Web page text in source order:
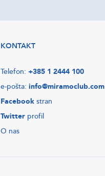
KONTAKT
Telefon: +385 1 2444 100
e-pošta: info@miramoclub.com
Facebook stran
Twitter profil
O nas